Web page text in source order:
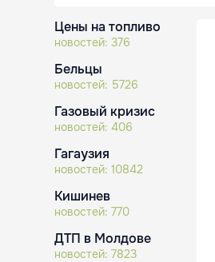
Цены на топливо
новостей: 376
Бельцы
новостей: 5726
Газовый кризис
новостей: 406
Гагаузия
новостей: 10842
Кишинев
новостей: 770
ДТП в Молдове
новостей: 7823